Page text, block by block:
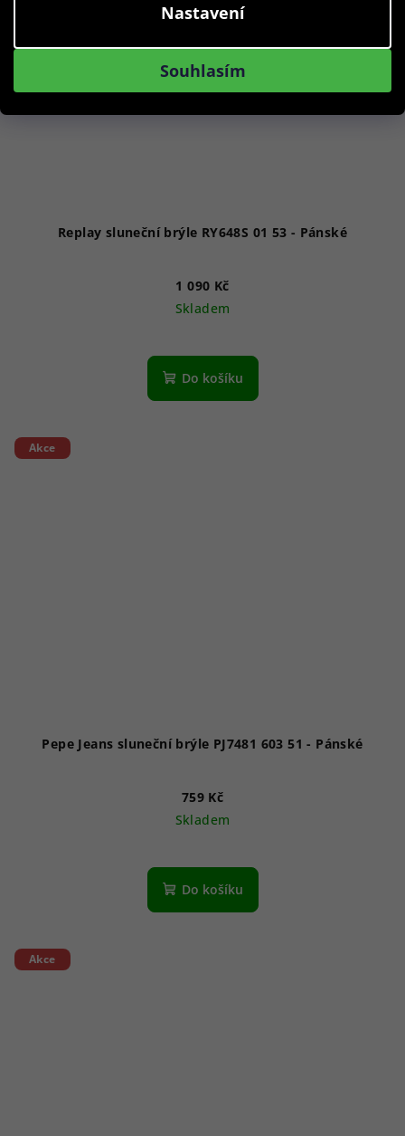
Nastavení
Souhlasím
Replay sluneční brýle RY648S 01 53 - Pánské
1 090 Kč
Skladem
Do košíku
Akce
Pepe Jeans sluneční brýle PJ7481 603 51 - Pánské
759 Kč
Skladem
Do košíku
Akce